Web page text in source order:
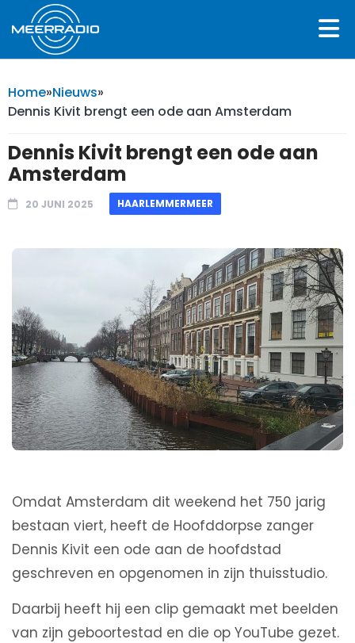
Home»Nieuws»
Dennis Kivit brengt een ode aan Amsterdam
Dennis Kivit brengt een ode aan
Amsterdam
20 JUNI 2025 HAARLEMMERMEER
Omdat Amsterdam dit weekend het 750 jarig
bestaan viert, heeft de Hoofddorpse zanger
Dennis Kivit een ode aan de hoofdstad
geschreven en opgenomen in zijn thuisstudio.
Daarbij heeft hij een clip gemaakt met beelden
van zijn geboortestad en die op YouTube gezet.